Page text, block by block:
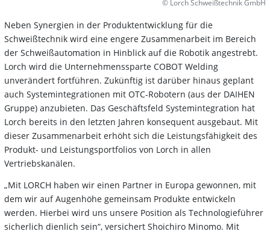
Neben Synergien in der Produktentwicklung für die
Schweißtechnik wird eine engere Zusammenarbeit im Bereich
der Schweißautomation in Hinblick auf die Robotik angestrebt.
Lorch wird die Unternehmenssparte COBOT Welding
unverändert fortführen. Zukünftig ist darüber hinaus geplant
auch Systemintegrationen mit OTC-Robotern (aus der DAIHEN
Gruppe) anzubieten. Das Geschäftsfeld Systemintegration hat
Lorch bereits in den letzten Jahren konsequent ausgebaut. Mit
dieser Zusammenarbeit erhöht sich die Leistungsfähigkeit des
Produkt- und Leistungsportfolios von Lorch in allen
Vertriebskanälen.
„Mit LORCH haben wir einen Partner in Europa gewonnen, mit
dem wir auf Augenhöhe gemeinsam Produkte entwickeln
werden. Hierbei wird uns unsere Position als Technologieführer
sicherlich dienlich sein“, versichert Shoichiro Minomo. Mit
© Lorch Schweißtechnik GmbH